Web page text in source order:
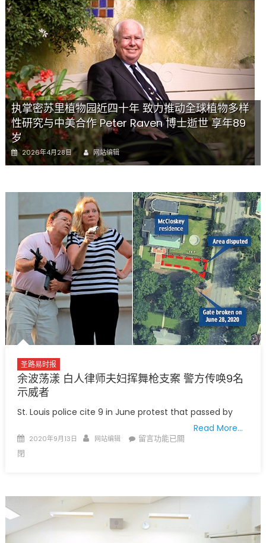
执掌密苏里植物园近四十年 致力推动全球植物多样
性研究与中美合作 Peter Raven 博士逝世 享年89
岁
Posted
on
2026年4月28日 Author
网站编辑
圣路易时报
余波荡漾 白人律师夫妇挥舞枪支案 警方传唤9名
示威者
St. Louis police cite 9 in June protest that passed by
Read More…
Posted
2020年9月13日 Author
网站编辑
在
白
律
留言功能已關
閉